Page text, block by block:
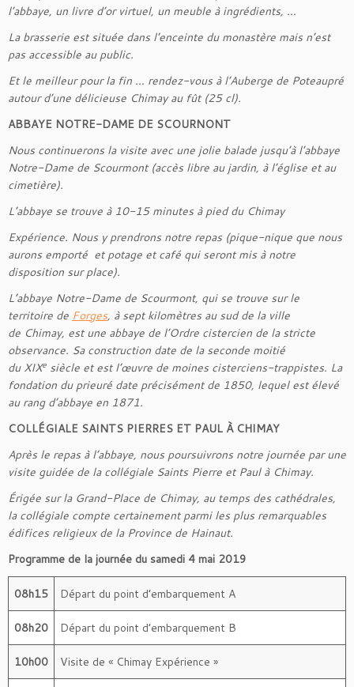
l’abbaye, un livre d’or virtuel, un meuble à ingrédients, …
La brasserie est située dans l’enceinte du monastère mais n’est
pas accessible au public.
Et le meilleur pour la fin … rendez-vous à l’Auberge de Poteaupré
autour d’une délicieuse Chimay au fût (25 cl).
ABBAYE NOTRE-DAME DE SCOURNONT
Nous continuerons la visite avec une jolie balade jusqu’à l’abbaye
Notre-Dame de Scourmont (accès libre au jardin, à l’église et au
cimetière).
L’abbaye se trouve à 10-15 minutes à pied du Chimay
Expérience. Nous y prendrons notre repas (pique-nique que nous
aurons emporté et potage et café qui seront mis à notre
disposition sur place).
L’abbaye Notre-Dame de Scourmont, qui se trouve sur le
territoire de Forges, à sept kilomètres au sud de la ville
de Chimay, est une abbaye de l’Ordre cistercien de la stricte
observance. Sa construction date de la seconde moitié
du XIXe siècle et est l’œuvre de moines cisterciens-trappistes. La
fondation du prieuré date précisément de 1850, lequel est élevé
au rang d’abbaye en 1871.
COLLÉGIALE SAINTS PIERRES ET PAUL À CHIMAY
Après le repas à l’abbaye, nous poursuivrons notre journée par une
visite guidée de la collégiale Saints Pierre et Paul à Chimay.
Érigée sur la Grand-Place de Chimay, au temps des cathédrales,
la collégiale compte certainement parmi les plus remarquables
édifices religieux de la Province de Hainaut.
Programme de la journée du samedi 4 mai 2019
08h15 Départ du point d’embarquement A
08h20 Départ du point d’embarquement B
10h00 Visite de « Chimay Expérience »